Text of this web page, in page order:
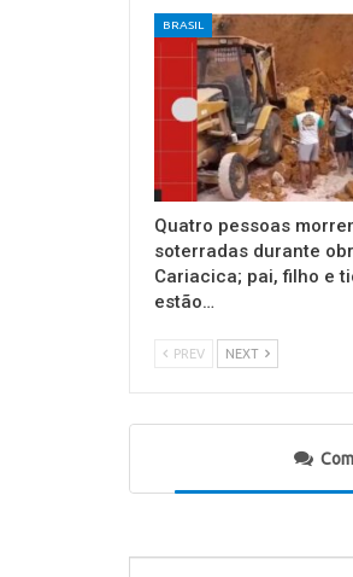
BRASIL
Quatro pessoas
soterradas durante
Cariacica; pai, filho e
estão…
PREV NEXT